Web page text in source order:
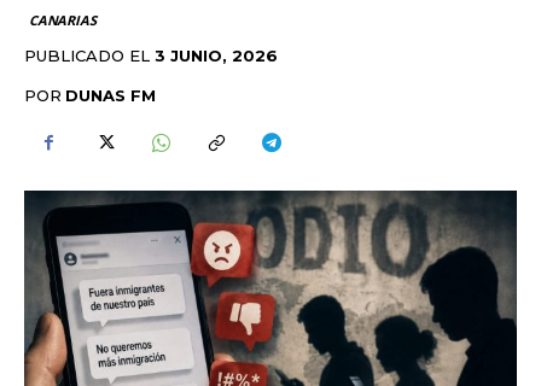
CANARIAS
PUBLICADO EL 3 JUNIO, 2026
POR DUNAS FM